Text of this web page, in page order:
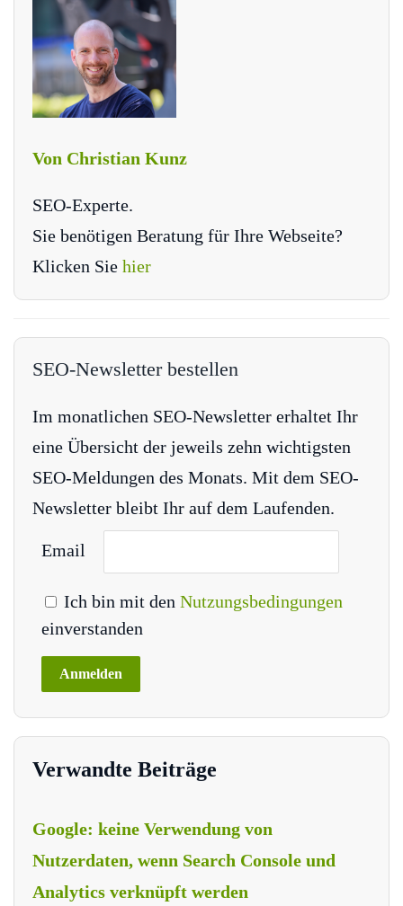
Von Christian Kunz
SEO-Experte.
Sie benötigen Beratung für Ihre Webseite?
Klicken Sie hier
SEO-Newsletter bestellen
Im monatlichen SEO-Newsletter erhaltet Ihr
eine Übersicht der jeweils zehn wichtigsten
SEO-Meldungen des Monats. Mit dem SEO-
Newsletter bleibt Ihr auf dem Laufenden.
Email
Ich bin mit den Nutzungsbedingungen
einverstanden
Verwandte Beiträge
Google: keine Verwendung von
Nutzerdaten, wenn Search Console und
Analytics verknüpft werden